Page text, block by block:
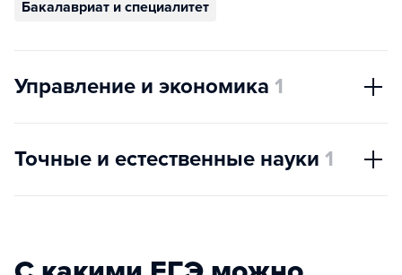
Бакалавриат и специалитет
Управление и экономика 1
Точные и естественные науки 1